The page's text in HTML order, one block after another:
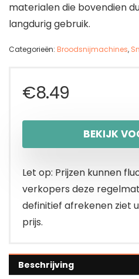
materialen die bovendien
langdurig gebruik.
Categorieën: Broodsnijmachines,
€8.49
BEKIJK
Let op: Prijzen kunnen
verkopers deze
definitief afrekenen ziet
prijs.
Beschrijving